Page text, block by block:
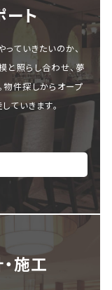
ト
ていきたいのか、
と照らし合わせ、夢
物件探しからオープ
ていきます。
施⼯